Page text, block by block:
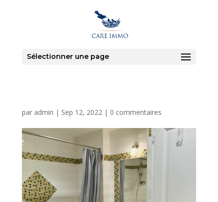
Sélectionner une page
par admin | Sep 12, 2022| 0 commentaires